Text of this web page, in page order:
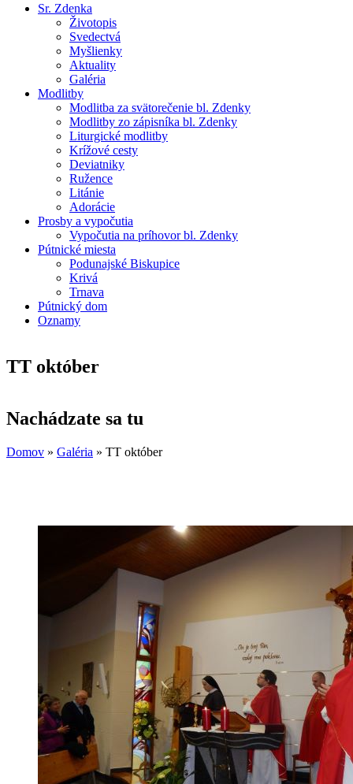
Sr. Zdenka
Životopis
Svedectvá
Myšlienky
Aktuality
Galéria
Modlitby
Modlitba za svätorečenie bl. Zdenky
Modlitby zo zápisníka bl. Zdenky
Liturgické modlitby
Krížové cesty
Deviatniky
Ružence
Litánie
Adorácie
Prosby a vypočutia
Vypočutia na príhovor bl. Zdenky
Pútnické miesta
Podunajské Biskupice
Krivá
Trnava
Pútnický dom
Oznamy
TT október
Nachádzate sa tu
Domov » Galéria » TT október